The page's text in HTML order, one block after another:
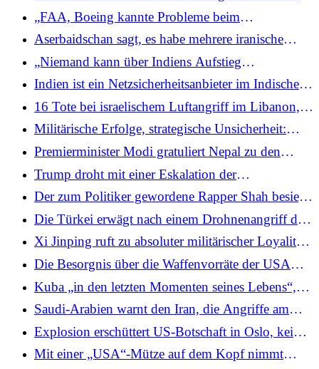
westasiatischen Nachbarn und sagt, er werde nicht
zuschlagen, es sei denn, er werde angegriffen
„FAA, Boeing kannte Probleme beim
Treibstoffwechsel“: Anwalt, der AI171-
Absturzopfer vertritt, hinterfragt Narrativ von
Pilotenfehlern
Aserbaidschan sagt, es habe mehrere iranische
Angriffspläne für eine große Pipeline vereitelt
„Niemand kann über Indiens Aufstieg
entscheiden“: Jaishankar widerlegt die Bemerkung
eines US-Beamten „China macht Fehler“.
Indien ist ein Netzsicherheitsanbieter im Indischen
Ozean, aber wir müssen die Realitäten vor Ort
berücksichtigen, sagt Jaishankar
16 Tote bei israelischem Luftangriff im Libanon,
während sich der Konflikt mit der Hisbollah
verschärft
Militärische Erfolge, strategische Unsicherheit:
Trumps Iran-Krieg steht vor einem schwierigen
Ende
Premierminister Modi gratuliert Nepal zu den
erfolgreichen Wahlen, während die Partei von
Balendra Shah auf einen Erdrutschsieg zusteuert
Trump droht mit einer Eskalation der
Bombenanschläge, da der Iran verspricht, „niemals
aufzugeben“
Der zum Politiker gewordene Rapper Shah besiegt
den viermaligen Premierminister Oli, RSP wird die
nächste Regierung in Nepal bilden
Die Türkei erwägt nach einem Drohnenangriff den
Einsatz von F-16-Jets in Nordzypern
Xi Jinping ruft zu absoluter militärischer Loyalität
auf, während China seine Anti-Korruptions-
Säuberungsmaßnahmen ausweitet
Die Besorgnis über die Waffenvorräte der USA
nimmt zu, da der Iran-Krieg die
Raketenabwehrsysteme belastet
Kuba „in den letzten Momenten seines Lebens“,
sagt Trump und prognostiziert „große
Veränderungen“ für das kommunistisch regierte
Land
Saudi-Arabien warnt den Iran, die Angriffe am
Golf einzustellen oder mit Vergeltungsmaßnahmen
zu rechnen, und unterstützt eine diplomatische
Lösung, sagen Quellen
Explosion erschüttert US-Botschaft in Oslo, keine
Verletzten gemeldet: Polizei
Mit einer „USA“-Mütze auf dem Kopf nimmt